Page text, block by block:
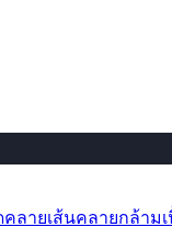
ลายเส้นคลายกล้าม